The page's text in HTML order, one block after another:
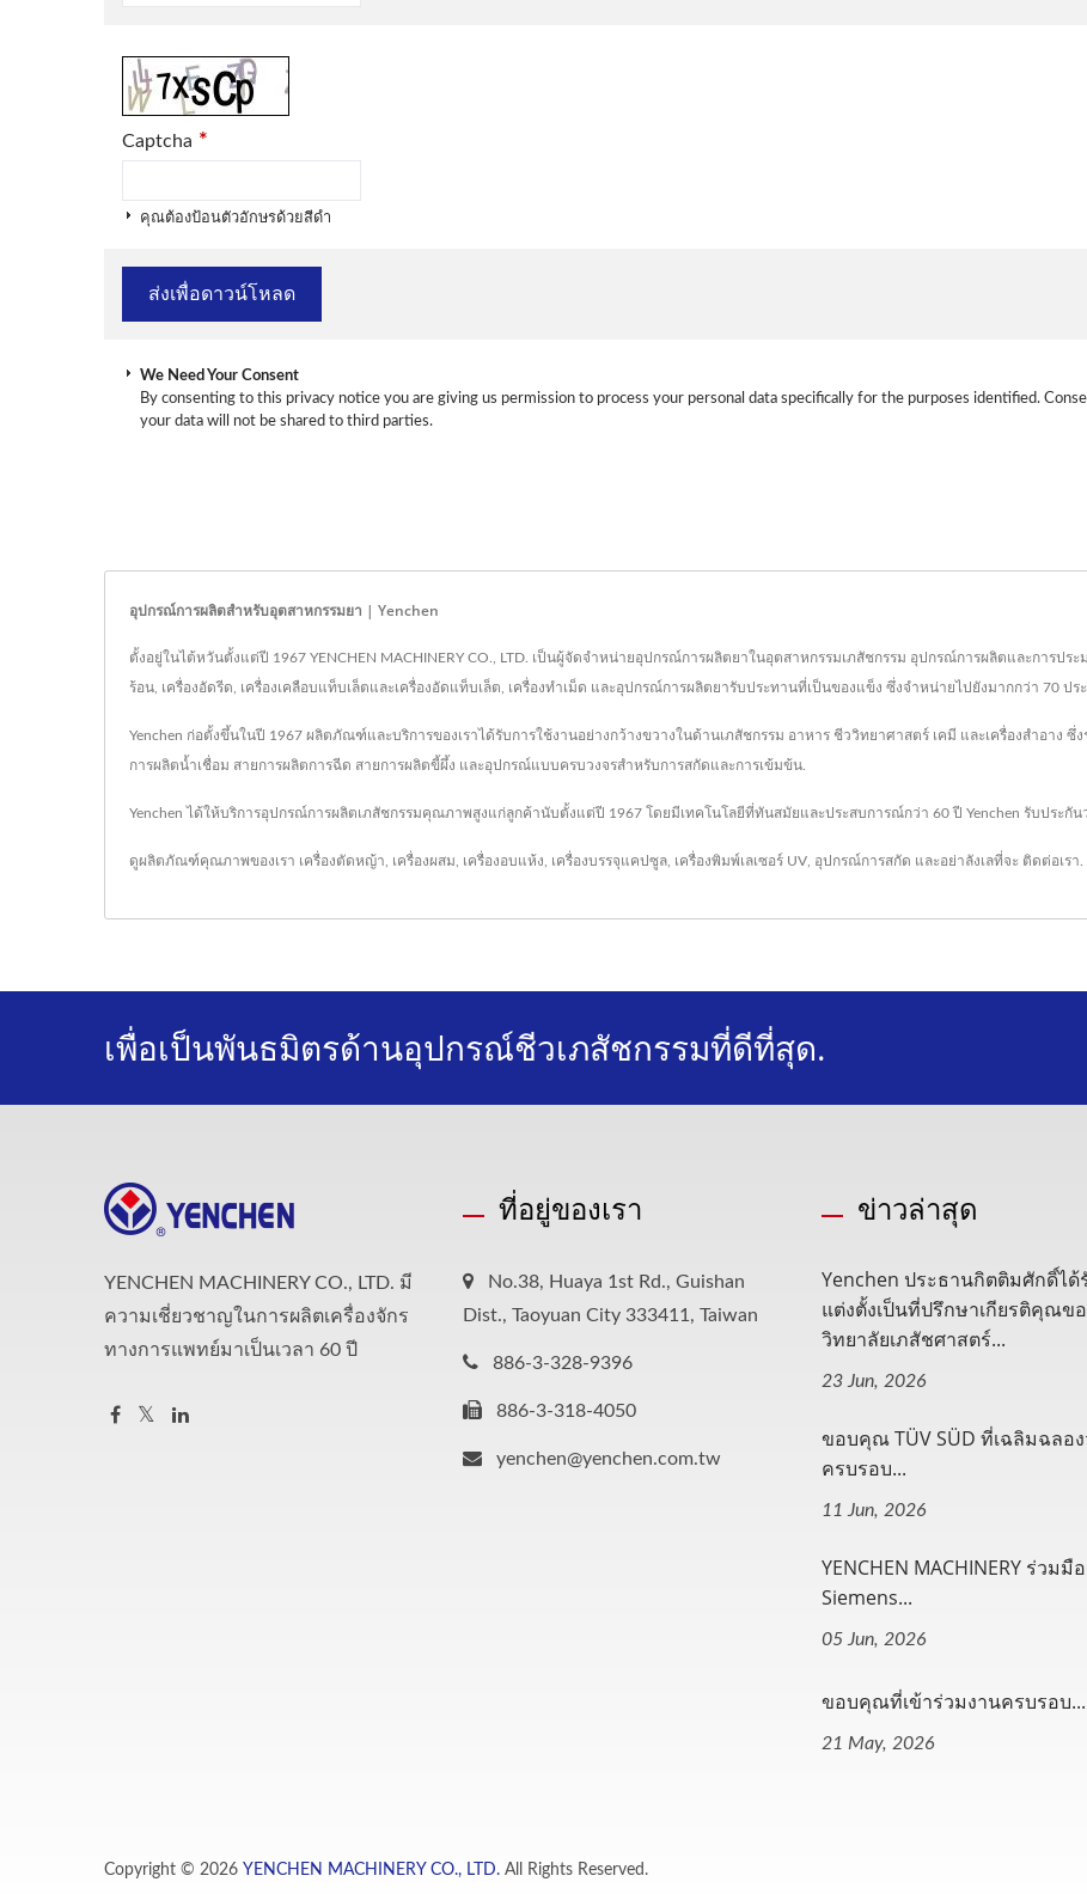
Captcha *
คุณต้องป้อนตัวอักษรด้วยสีดำ
We Need Your Consent
By consenting to this privacy notice you are giving us permission to process your personal data specifically for the purposes identified.
your data will not be shared to third parties.
อุปกรณ์การผลิตสำหรับอุตสาหกรรมยา | Yenchen
ตั้งอยู่ในไต้หวันตั้งแต่ปี 1967 YENCHEN MACHINERY CO., LTD. เป็นผู้จัดจำหน่ายอุปกรณ์การผลิตยาในอุตสาหกรรมเภสัชกรรม อุปกรณ์การผลิตและการปร
ร้อน, เครื่องอัดรีด, เครื่องเคลือบแท็บเล็ตและเครื่องอัดแท็บเล็ต, เครื่องทำเม็ด และอุปกรณ์การผลิตยารับประทานที่เป็นของแข็ง ซึ่งจำหน่ายไปยังมากกว่า 70 ป
Yenchen ก่อตั้งขึ้นในปี 1967 ผลิตภัณฑ์และบริการของเราได้รับการใช้งานอย่างกว้างขวางในด้านเภสัชกรรม อาหาร ชีววิทยาศาสตร์ เคมี และเครื่องสำอาง ซึ่
การผลิตน้ำเชื่อม สายการผลิตการฉีด สายการผลิตขี้ผึ้ง และอุปกรณ์แบบครบวงจรสำหรับการสกัดและการเข้มข้น.
Yenchen ได้ให้บริการอุปกรณ์การผลิตเภสัชกรรมคุณภาพสูงแก่ลูกค้านับตั้งแต่ปี 1967 โดยมีเทคโนโลยีที่ทันสมัยและประสบการณ์กว่า 60 ปี Yenchen รับประกั
ดูผลิตภัณฑ์คุณภาพของเรา เครื่องตัดหญ้า เครื่องผสม เครื่องอบแห้ง เครื่องบรรจุแคปซูล เครื่องพิมพ์เลเซอร์ UV อุปกรณ์การสกัด และอย่าลังเลที่จะ ติดต่อเรา
เพื่อเป็นพันธมิตรด้านอุปกรณ์ชีวเภสัชกรรมที่ดีที่สุด.
YENCHEN MACHINERY CO., LTD. มี
ความเชี่ยวชาญในการผลิตเครื่องจักร
ทางการแพทย์มาเป็นเวลา 60 ปี
ที่อยู่ของเรา
No.38, Huaya 1st Rd., Guishan
Dist., Taoyuan City 333411, Taiwan
886-3-328-9396
886-3-318-4050
yenchen@yenchen.com.tw
ข่าวล่าสุด
Yenchen ประธานกิตติมศักดิ์ได้
แต่งตั้งเป็นที่ปรึกษาเกียรติคุณข
วิทยาลัยเภสัชศาสตร์...
23 Jun, 2026
ขอบคุณ TÜV SÜD ที่เฉลิมฉลอง
ครบรอบ...
11 Jun, 2026
YENCHEN MACHINERY ร่วมมื
Siemens...
05 Jun, 2026
ขอบคุณที่เข้าร่วมงานครบรอบ...
21 May, 2026
Copyright © 2026 YENCHEN MACHINERY CO., LTD. All Rights Reserved.